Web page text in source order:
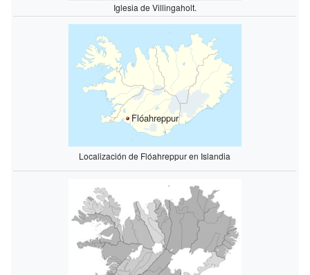
Iglesia de Villingaholt.
Flóahreppur
Localización de Flóahreppur en Islandia